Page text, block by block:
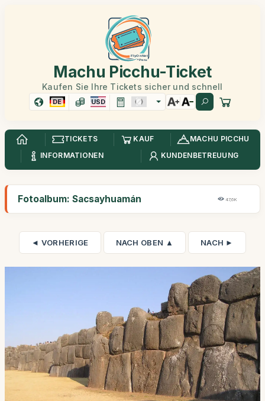
Machu Picchu-Ticket
Kaufen Sie Ihre Tickets sicher und schnell
DE USD
TICKETS KAUF
MACHU PICCHU
INFORMATIONEN
KUNDENBETREUUNG
Fotoalbum: Sacsayhuamán 47,6K
◄ VORHERIGE NACH OBEN ▲ NACH ►